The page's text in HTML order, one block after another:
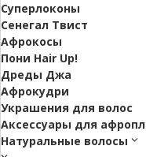
Суперлоконы
Сенегал Твист
Афрокосы
Пони Hair Up!
Дреды Джа
Афрокудри
Украшения для волос
Аксессуары для
Натуральные волосы